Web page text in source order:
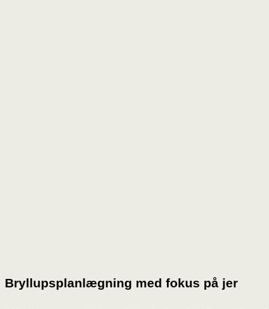
Bryllupsplanlægning med fokus på jer